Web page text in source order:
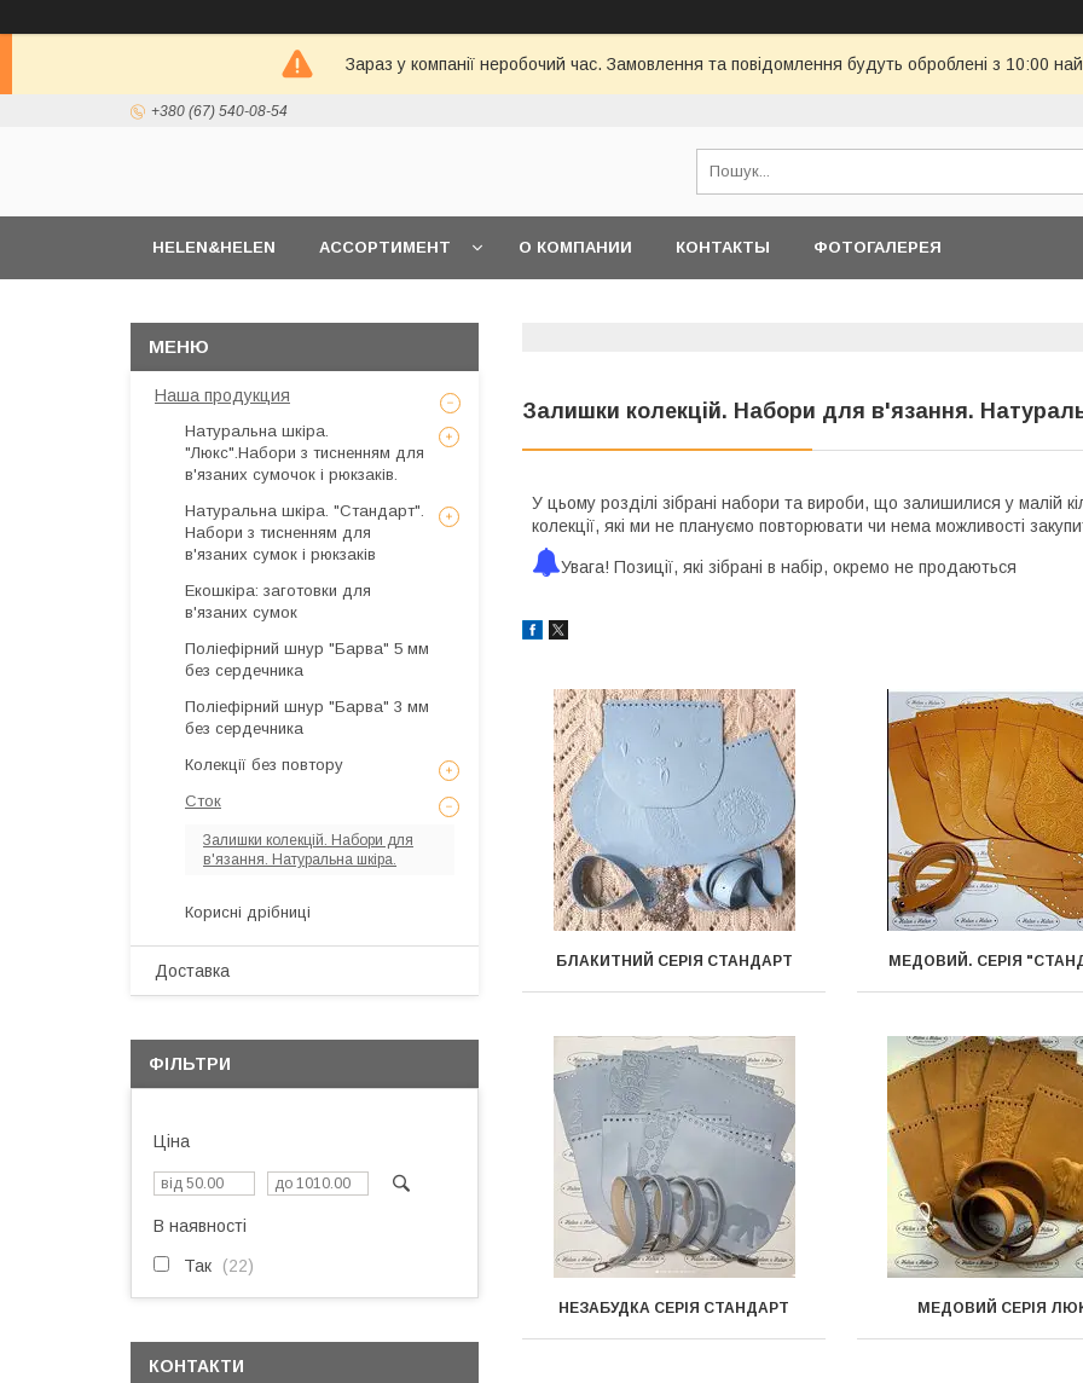
Зараз у компанії неробочий час. Замовлення та повідомлення будуть оброблені з 10:00
+380 (67) 540-08-54
HELEN&HELEN АССОРТИМЕНТ О КОМПАНИИ КОНТАКТЫ ФОТОГАЛЕРЕЯ
Залишки колекцій. Набори для в'язання.
У цьому розділі зібрані набори та вироби, що залишилися у малій
колекції, які ми не плануємо повторювати чи нема можливості
Увага! Позиції, які зібрані в набір, окремо не продаються
БЛАКИТНИЙ СЕРІЯ СТАНДАРТ МЕДОВИЙ. СЕРІЯ
НЕЗАБУДКА СЕРІЯ СТАНДАРТ МЕДОВИЙ СЕРІЯ
Наша продукция
Натуральна шкіра.
"Люкс".Набори з тисненням для
в'язаних сумочок і рюкзаків.
Натуральна шкіра. "Стандарт".
Набори з тисненням для
в'язаних сумок і рюкзаків
Екошкіра: заготовки для
в'язаних сумок
Поліефірний шнур "Барва" 5 мм
без сердечника
Поліефірний шнур "Барва" 3 мм
без сердечника
Колекції без повтору
Сток
Залишки колекцій. Набори для
в'язання. Натуральна шкіра.
Корисні дрібниці
Доставка
ФІЛЬТРИ
Ціна
В наявності
Так 22
КОНТАКТИ